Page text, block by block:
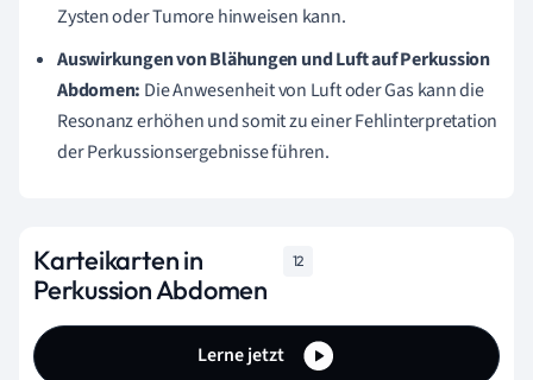
Zysten oder Tumore hinweisen kann.
Auswirkungen von Blähungen und Luft auf Perkussion
Abdomen: Die Anwesenheit von Luft oder Gas kann die
Resonanz erhöhen und somit zu einer Fehlinterpretation
der Perkussionsergebnisse führen.
Karteikarten in
Perkussion Abdomen
12
Lerne jetzt